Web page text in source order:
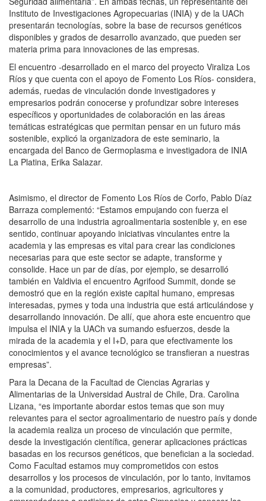
Instituto de Investigaciones Agropecuarias (INIA) y de la UACh
presentarán tecnologías, sobre la base de recursos genéticos
disponibles y grados de desarrollo avanzado, que pueden ser
materia prima para innovaciones de las empresas.
El encuentro -desarrollado en el marco del proyecto Viraliza Los
Ríos y que cuenta con el apoyo de Fomento Los Ríos- considera,
además, ruedas de vinculación donde investigadores y
empresarios podrán conocerse y profundizar sobre intereses
específicos y oportunidades de colaboración en las áreas
temáticas estratégicas que permitan pensar en un futuro más
sostenible, explicó la organizadora de este seminario, la
encargada del Banco de Germoplasma e investigadora de INIA
La Platina, Erika Salazar.
Asimismo, el director de Fomento Los Ríos de Corfo, Pablo Díaz
Barraza complementó: “Estamos empujando con fuerza el
desarrollo de una industria agroalimentaria sostenible y, en ese
sentido, continuar apoyando iniciativas vinculantes entre la
academia y las empresas es vital para crear las condiciones
necesarias para que este sector se adapte, transforme y
consolide. Hace un par de días, por ejemplo, se desarrolló
también en Valdivia el encuentro Agrifood Summit, donde se
demostró que en la región existe capital humano, empresas
interesadas, pymes y toda una industria que está articulándose y
desarrollando innovación. De allí, que ahora este encuentro que
impulsa el INIA y la UACh va sumando esfuerzos, desde la
mirada de la academia y el I+D, para que efectivamente los
conocimientos y el avance tecnológico se transfieran a nuestras
empresas”.
Para la Decana de la Facultad de Ciencias Agrarias y
Alimentarias de la Universidad Austral de Chile, Dra. Carolina
Lizana, “es importante abordar estos temas que son muy
relevantes para el sector agroalimentario de nuestro país y donde
la academia realiza un proceso de vinculación que permite,
desde la investigación científica, generar aplicaciones prácticas
basadas en los recursos genéticos, que benefician a la sociedad.
Como Facultad estamos muy comprometidos con estos
desarrollos y los procesos de vinculación, por lo tanto, invitamos
a la comunidad, productores, empresarios, agricultores y